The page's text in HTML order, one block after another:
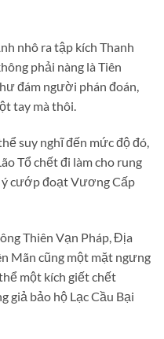
nhô ra tập kích Thanh
phải nàng là Tiên
đám người phán đoán,
tay mà thôi.
suy nghĩ đến mức độ đó,
Tổ chết đi làm cho rung
ý cướp đoạt Vương Cấp
Thiên Vạn Pháp, Địa
Mãn cũng một mặt ngưng
một kích giết chết
giả bảo hộ Lạc Cầu Bại